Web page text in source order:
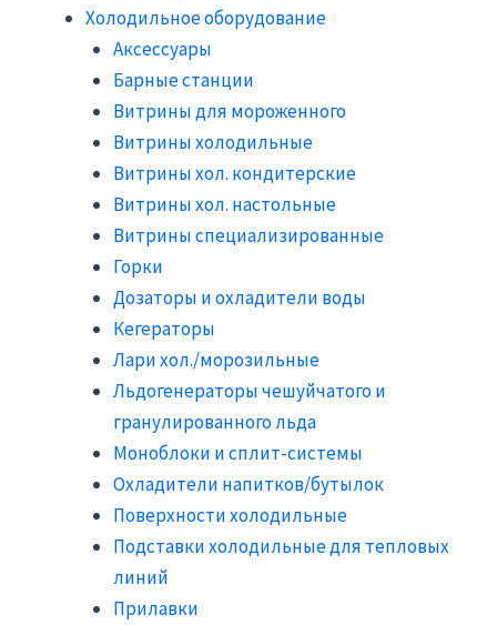
Холодильное оборудование
Аксессуары
Барные станции
Витрины для мороженного
Витрины холодильные
Витрины хол. кондитерские
Витрины хол. настольные
Витрины специализированные
Горки
Дозаторы и охладители воды
Кегераторы
Лари хол./морозильные
Льдогенераторы чешуйчатого и
гранулированного льда
Моноблоки и сплит-системы
Охладители напитков/бутылок
Поверхности холодильные
Подставки холодильные для тепловых
линий
Прилавки